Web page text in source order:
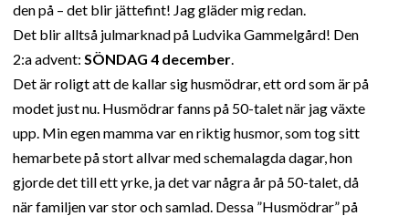
den på – det blir jättefint! Jag gläder mig redan.
Det blir alltså julmarknad på Ludvika Gammelgård! Den
2:a advent: SÖNDAG 4 december.
Det är roligt att de kallar sig husmödrar, ett ord som är på
modet just nu. Husmödrar fanns på 50-talet när jag växte
upp. Min egen mamma var en riktig husmor, som tog sitt
hemarbete på stort allvar med schemalagda dagar, hon
gjorde det till ett yrke, ja det var några år på 50-talet, då
när familjen var stor och samlad. Dessa ”Husmödrar” på